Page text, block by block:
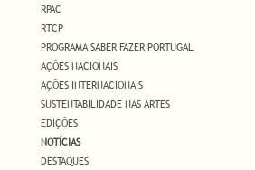
RPAC
RTCP
PROGRAMA SABER FAZER PORTUGAL
AÇÕES NACIONAIS
AÇÕES INTERNACIONAIS
SUSTENTABILIDADE NAS ARTES
EDIÇÕES
NOTÍCIAS
DESTAQUES